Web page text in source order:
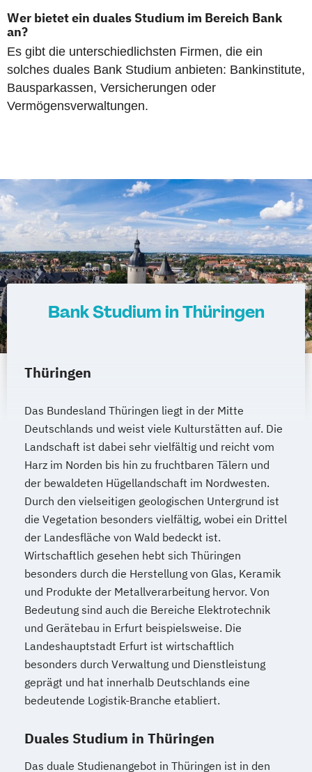
Wer bietet ein duales Studium im Bereich Bank
an?
Es gibt die unterschiedlichsten Firmen, die ein
solches duales Bank Studium anbieten: Bankinstitute,
Bausparkassen, Versicherungen oder
Vermögensverwaltungen.
Bank Studium in Thüringen
Thüringen
Das Bundesland Thüringen liegt in der Mitte
Deutschlands und weist viele Kulturstätten auf. Die
Landschaft ist dabei sehr vielfältig und reicht vom
Harz im Norden bis hin zu fruchtbaren Tälern und
der bewaldeten Hügellandschaft im Nordwesten.
Durch den vielseitigen geologischen Untergrund ist
die Vegetation besonders vielfältig, wobei ein Drittel
der Landesfläche von Wald bedeckt ist.
Wirtschaftlich gesehen hebt sich Thüringen
besonders durch die Herstellung von Glas, Keramik
und Produkte der Metallverarbeitung hervor. Von
Bedeutung sind auch die Bereiche Elektrotechnik
und Gerätebau in Erfurt beispielsweise. Die
Landeshauptstadt Erfurt ist wirtschaftlich
besonders durch Verwaltung und Dienstleistung
geprägt und hat innerhalb Deutschlands eine
bedeutende Logistik-Branche etabliert.
Duales Studium in Thüringen
Das duale Studienangebot in Thüringen ist in den